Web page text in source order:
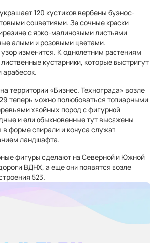
120 кустиков вербены буэнос-
соцветиями. За сочные краски
с ярко-малиновыми листьями
алыми и розовыми цветами.
изменится. К однолетним растениям
кустарники, которые выстригут
арабесок.
территории «Бизнес. Технограда» возле
теперь можно полюбоваться топиарными
хвойных пород с фигурной
и ели обыкновенные тут высажены
в форме спирали и конуса служат
ландшафта.
фигуры сделают на Северной и Южной
ВДНХ, а еще они появятся возле
523.